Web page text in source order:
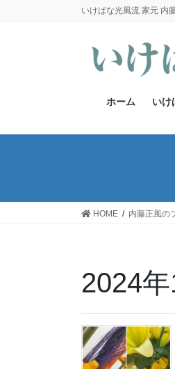
いけばな光風流 家元 内
ホーム いけ
HOME 内藤正風の
2024